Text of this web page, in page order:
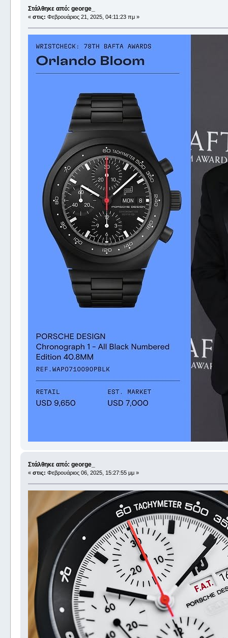
Στάλθηκε από: george_
« στις: Φεβρουάριος 21, 2025, 04:11:23 πμ »
Στάλθηκε από: george_
« στις: Φεβρουάριος 06, 2025, 15:27:55 μμ »